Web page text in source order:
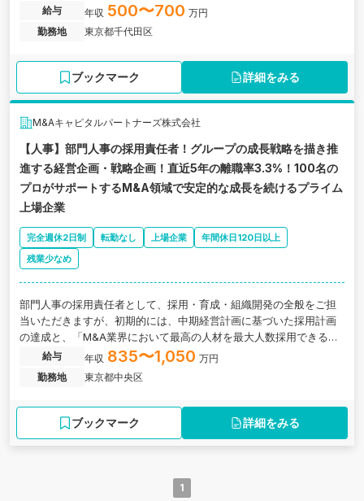
求人です。
給与 年収 500〜700 万円
勤務地
東京都千代田区
ブックマーク 詳細をみる
M&Aキャピタルパートナーズ株式会社
【人事】部門人事の採用責任者！グループの成長戦略を描き推
進する経営企画・戦略企画！直近5年の離職率3.3%！100名の
プロがサポートするM&A領域で安定的な成長を続けるプライム
上場企業
完全週休2日制 転勤なし 上場企業
年間休日120日以上
残業少なめ
部門人事の採用責任者として、採用・育成・組織開発の全般をご担
当いただきますが、初期的には、中期経営計画に基づいた採用計画
の達成と、「M&A業界において最高の人材を最大人数採用できる企
業」への躍進を目指し、組織成長に貢献していただきます。
給与 年収 835〜1,050 万円
勤務地
東京都中央区
ブックマーク 詳細をみる
1